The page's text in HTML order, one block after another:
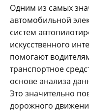
Одним из самых
автомобильной
систем
искусственного
помогают
транспортное
основе анализа
Это значительно
дорожного